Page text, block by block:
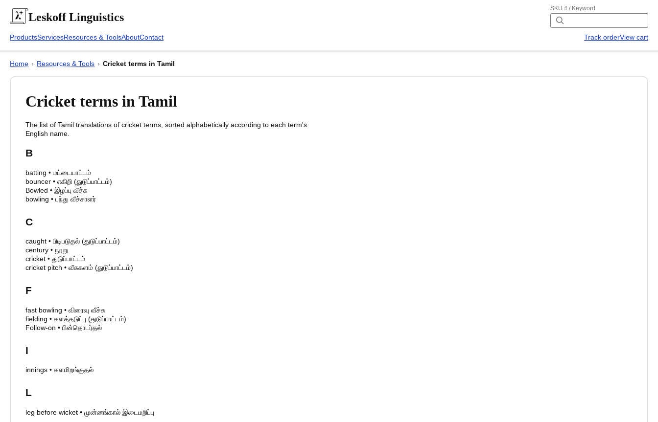
LeskoffLinguistics
SKU # / Keyword
ProductsServicesResources & ToolsAboutContact Track orderView cart
Home › Resources & Tools › Cricket terms in Tamil
Cricket terms in Tamil
The list of Tamil translations of cricket terms , sorted alphabetically according to each term's
English name.
B
batting • மட்டையாட்டம்
bouncer • எகிறி (துடுப்பாட்டம்)
Bowled • இழப்பு வீச்சு
bowling • பந்து வீச்சாளர்
C
caught • பிடிபடுதல் (துடுப்பாட்டம்)
century • நூறு
cricket • துடுப்பாட்டம்
cricket pitch • வீசுகளம் (துடுப்பாட்டம்)
F
fast bowling • விரைவு வீச்சு
fielding • களத்தடுப்பு (துடுப்பாட்டம்)
Follow-on • பின்தொடர்தல்
I
innings • களமிறங்குதல்
L
leg before wicket • முன்னங்கால் இடைமறிப்பு